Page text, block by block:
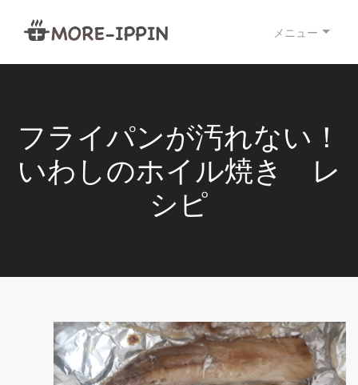
メニュー
フライパンが汚れない！
いわしのホイル焼き レ
シピ